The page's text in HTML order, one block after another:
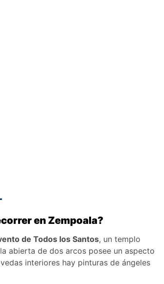
en Zempoala?
de Todos los Santos, un templo
abierta de dos arcos posee un aspecto
interiores hay pinturas de ángeles